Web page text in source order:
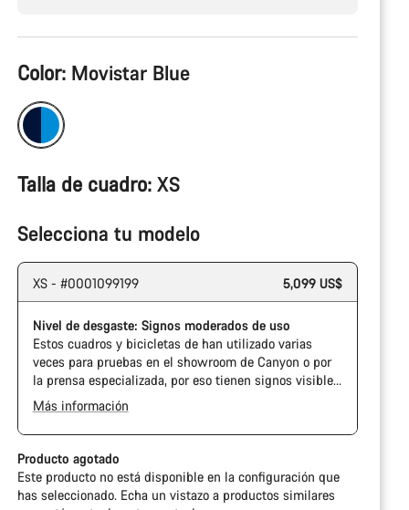
Configuración
del
producto
Color: Movistar Blue
Talla de cuadro: XS
Selecciona tu modelo
XS - #0001099199 5,099 US$
Nivel de desgaste: Signos moderados de uso
Estos cuadros y bicicletas de han utilizado varias
veces para pruebas en el showroom de Canyon o por
la prensa especializada, por eso tienen signos visibles
de uso en la cadena y el casete. Además, es posible
que el cuadro o los componentes tengan alguna
marca, daños en la pintura o desviaciones de color. En
cualquier caso, todas sus piezas funcionan
perfectamente.
The Pro Bike has the visual design of the Ultimate
CFR but is built on the Ultimate CF SLX platform.
Más información
Producto agotado
Este producto no está disponible en la configuración que
has seleccionado. Echa un vistazo a productos similares